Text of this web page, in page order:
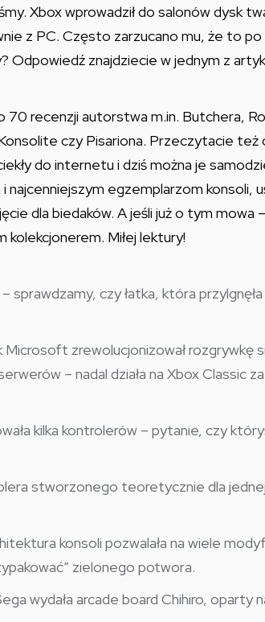
Xbox wprowadził do salonów dysk
z PC. Często zarzucano mu, że to po
Odpowiedź znajdziecie w jednym z
70 recenzji autorstwa m.in. Butchera,
czy Pisariona. Przeczytacie też
do internetu i dziś można je
najcenniejszym egzemplarzom konsoli,
dla biedaków. A jeśli już o tym mowa
Miłej lektury!
sprawdzamy, czy łatka, która
Microsoft zrewolucjonizował rozgrywkę
– nadal działa na Xbox Classic
kilka kontrolerów – pytanie, czy
stworzonego teoretycznie dla
konsoli pozwalała na wiele
zielonego potwora.
wydała arcade board Chihiro, oparty